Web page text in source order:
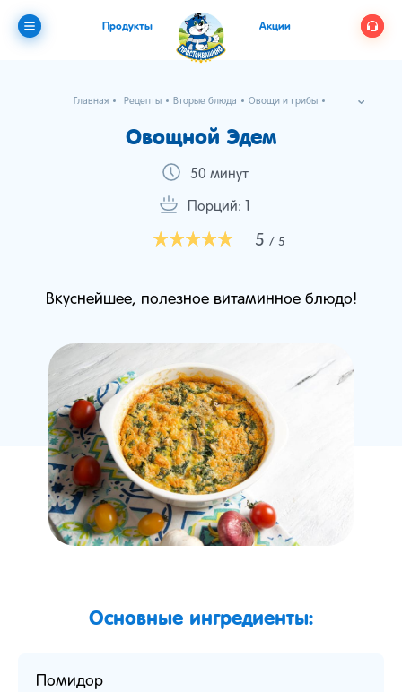
Продукты Акции
Главная Рецепты Вторые блюда
Овощи и грибы
Овощной Эдем
50 минут
Порций: 1
5 / 5
Вкуснейшее, полезное витаминное блюдо!
Основные ингредиенты:
Помидор